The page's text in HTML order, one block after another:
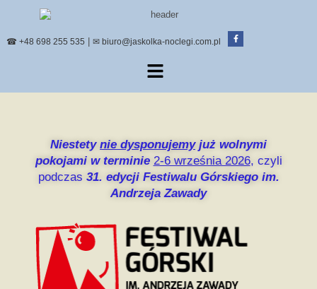
☎ +48 698 255 535 | ✉ biuro@jaskolka-noclegi.com.pl
Niestety nie dysponujemyjuż wolnymi
pokojami w terminie 2-6 września 2026, czyli
podczas 31. edycji Festiwalu Górskiego im.
Andrzeja Zawady